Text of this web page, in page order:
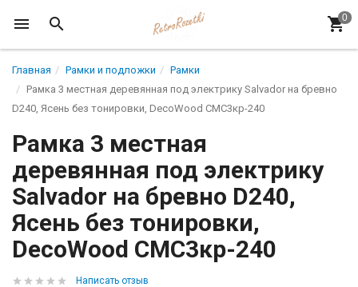
Главная Рамки и подложки
Рамки
Рамка 3 местная деревянная под электрику Salvador на бревно
D240, Ясень без тонировки, DecoWood СМС3кр-240
Рамка 3 местная
деревянная под электрику
Salvador на бревно D240,
Ясень без тонировки,
DecoWood СМС3кр-240
Написать отзыв